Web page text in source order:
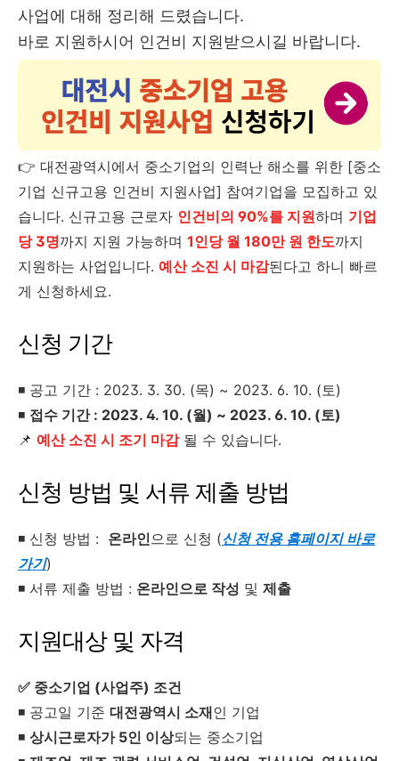
사업에 대해 정리해 드렸습니다.
바로 지원하시어 인건비 지원받으시길 바랍니다.
👉 대전광역시에서 중소기업의 인력난 해소를 위한 [중소
기업 신규고용 인건비 지원사업] 참여기업을 모집하고 있
습니다. 신규고용 근로자 인건비의 90%를 지원하며 기업
당 3명까지 지원 가능하며 1인당 월 180만 원 한도까지
지원하는 사업입니다. 예산 소진 시 마감된다고 하니 빠르
게 신청하세요.
신청 기간
◾ 공고 기간 : 2023. 3. 30. (목) ~ 2023. 6. 10. (토)
◾ 접수 기간 : 2023. 4. 10. (월) ~ 2023. 6. 10. (토)
📌 예산 소진 시 조기 마감될 수 있습니다.
신청 방법 및 서류 제출 방법
◾ 신청 방법 : 온라인으로 신청 (신청 전용 홈페이지 바로
가기)
◾ 서류 제출 방법 : 온라인으로 작성 및 제출
지원대상 및 자격
✅ 중소기업 (사업주) 조건
◾ 공고일 기준 대전광역시 소재인 기업
◾ 상시근로자가 5인 이상되는 중소기업